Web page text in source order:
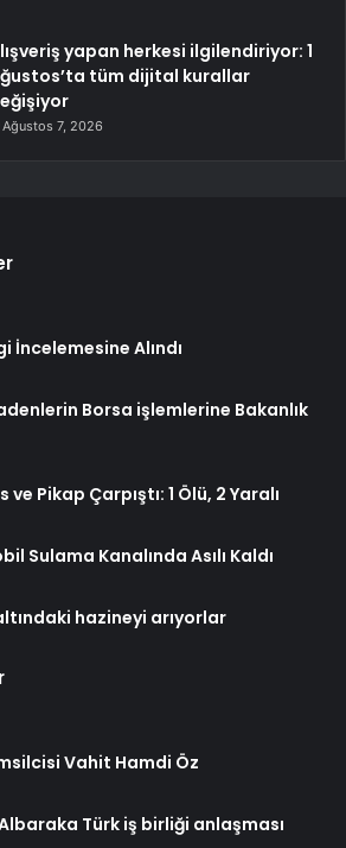
yapan herkesi ilgilendiriyor: 1
tüm dijital kurallar
Ağustos 7, 2026
İncelemesine Alındı
Borsa işlemlerine Bakanlık
Pikap Çarpıştı: 1 Ölü, 2 Yaralı
Sulama Kanalında Asılı Kaldı
hazineyi arıyorlar
Vahit Hamdi Öz
Türk iş birliği anlaşması